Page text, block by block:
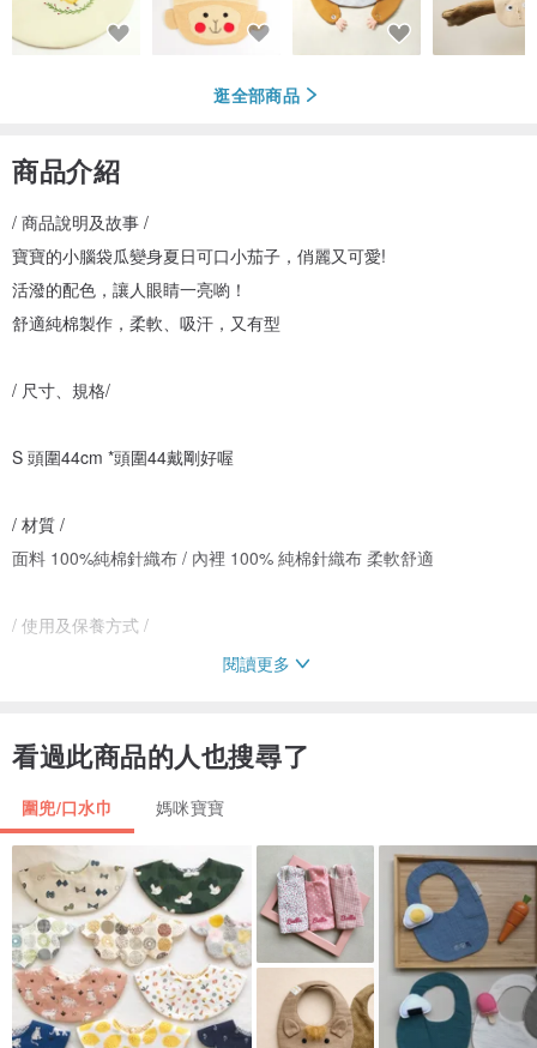
逛全部商品
商品介紹
/ 商品說明及故事 /
寶寶的小腦袋瓜變身夏日可口小茄子，俏麗又可愛!
活潑的配色，讓人眼睛一亮喲！
舒適純棉製作，柔軟、吸汗，又有型
/ 尺寸、規格/
S 頭圍44cm *頭圍44戴剛好喔
/ 材質 /
面料 100%純棉針織布 / 內裡 100% 純棉針織布 柔軟舒適
/ 使用及保養方式 /
/ 設計師及品牌簡介 /
WINCO是個限量手作品牌
我們親自打版、選布料、車縫與手縫
把穿戴者假設是自己的寶貝
穿上的舒適性、實用性與獨特性，都是我們重要的思考方向
我們貼心的設計、用心的製作，希望讓使用者感受舒適與溫暖
商品限量製作讓每個商品都是驚喜
產地/製造方式
閱讀更多
看過此商品的人也搜尋了
圍兜/口水巾 媽咪寶寶